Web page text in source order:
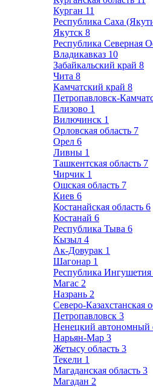
Курган 11
Республика Саха
Якутск 8
Республика Северная
Владикавказ 10
Забайкальский край 8
Чита 8
Камчатский край 8
Петропавловск-
Елизово 1
Вилючинск 1
Орловская область 7
Орел 6
Ливны 1
Ташкентская область 7
Чирчик 1
Ошская область 7
Киев 6
Костанайская область 6
Костанай 6
Республика Тыва 6
Кызыл 4
Ак-Довурак 1
Шагонар 1
Республика Ингушетия
Магас 2
Назрань 2
Северо-Казахстанская
Петропавловск 3
Ненецкий автономный
Нарьян-Мар 3
Жетысу область 3
Текели 1
Магаданская область 3
Магадан 2